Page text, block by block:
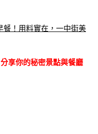
餐！用料實在，一中街美
享你的秘密景點與餐廳